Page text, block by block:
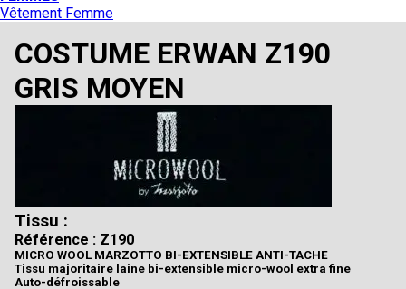
Vêtement Femme
COSTUME ERWAN Z190
GRIS MOYEN
Tissu :
Référence : Z190
MICRO WOOL MARZOTTO BI-EXTENSIBLE ANTI-TACHE
Tissu majoritaire laine bi-extensible micro-wool extra fine
Auto-défroissable